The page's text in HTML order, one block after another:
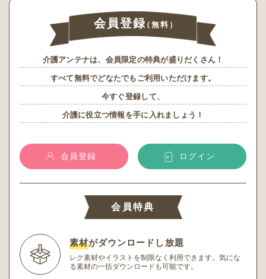
会員登録（無料）
介護アンテナは、会員限定の特典が盛りだくさん！
すべて無料でどなたでもご利用いただけます。
今すぐ登録して、
介護に役立つ情報を手に入れましょう！
会員登録 ログイン
会員特典
素材がダウンロードし放題
レク素材やイラストを制限なく利用できます。 気にな
る素材の一括ダウンロードも可能です。